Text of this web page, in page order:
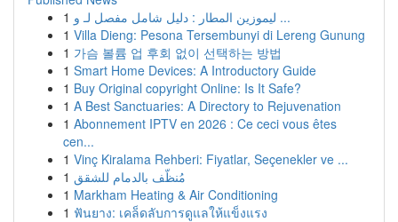
1
ليموزين المطار : دليل شامل مفصل لـ و ...
1 Villa Dieng: Pesona Tersembunyi di Lereng Gunung
1 가슴 볼륨 업 후회 없이 선택하는 방법
1 Smart Home Devices: A Introductory Guide
1 Buy Original copyright Online: Is It Safe?
1 A Best Sanctuaries: A Directory to Rejuvenation
1 Abonnement IPTV en 2026 : Ce ceci vous êtes
cen...
1 Vinç Kiralama Rehberi: Fiyatlar, Seçenekler ve ...
1 مُنظّف بالدمام للشقق
1 Markham Heating & Air Conditioning
1 ฟันยาง: เคล็ดลับการดูแลให้แข็งแรง